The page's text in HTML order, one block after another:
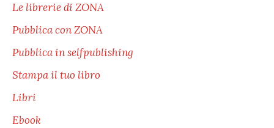
Le librerie di ZONA
Pubblica con ZONA
Pubblica in selfpublishing
Stampa il tuo libro
Libri
Ebook